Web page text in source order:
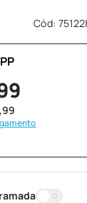
Cód:
,99